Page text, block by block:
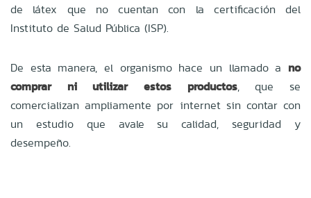
de látex que no cuentan con la certificación del
Instituto de Salud Pública (ISP).
De esta manera, el organismo hace un llamado a no
comprar ni utilizar estos productos, que se
comercializan ampliamente por internet sin contar con
un estudio que avale su calidad, seguridad y
desempeño.